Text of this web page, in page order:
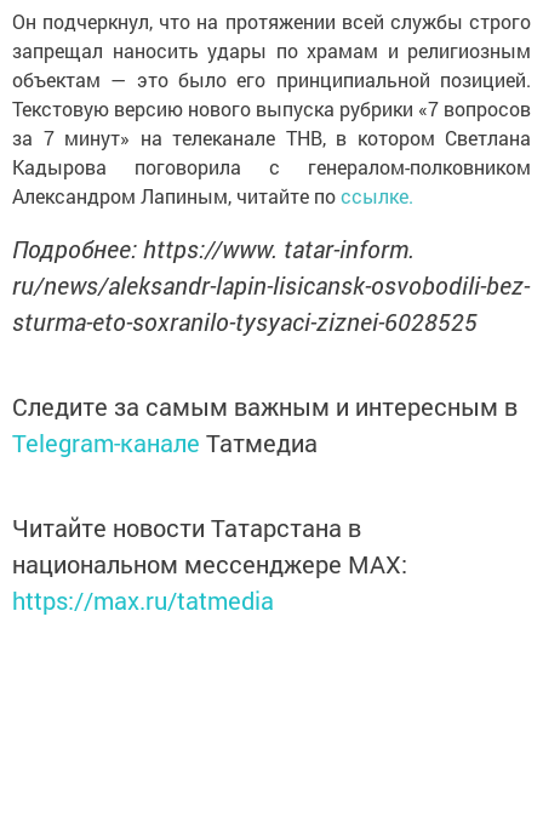
Он подчеркнул, что на протяжении всей службы строго
запрещал наносить удары по храмам и религиозным
объектам — это было его принципиальной позицией.
Текстовую версию нового выпуска рубрики «7 вопросов
за 7 минут» на телеканале ТНВ, в котором Светлана
Кадырова поговорила с генералом-полковником
Александром Лапиным, читайте поссылке.
Подробнее: https://www. tatar-inform.
ru/news/aleksandr-lapin-lisicansk-osvobodili-bez-
sturma-eto-soxranilo-tysyaci-ziznei-6028525
Следите за самым важным и интересным в
Telegram-канале Татмедиа
Читайте новости Татарстана в
национальном мессенджере MАХ:
https://max.ru/tatmedia